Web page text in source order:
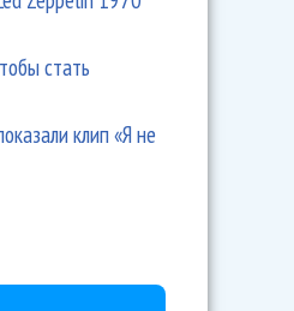
стать
клип «Я не